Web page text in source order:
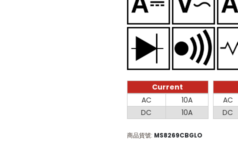
Current
Current
AC
10A
DC
10A
Voltage
AC
DC
商品貨號 MS8269CBGLO